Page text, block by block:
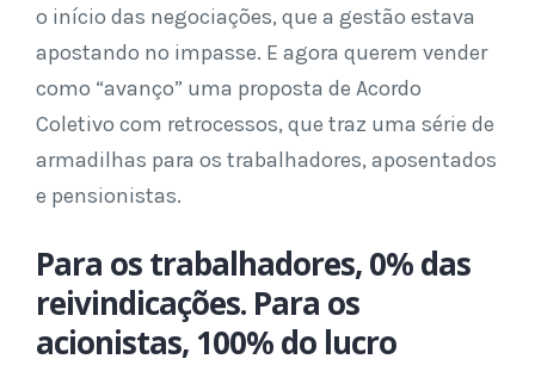
o início das negociações, que a gestão estava
apostando no impasse. E agora querem vender
como “avanço” uma proposta de Acordo
Coletivo com retrocessos, que traz uma série de
armadilhas para os trabalhadores, aposentados
e pensionistas.
Para os trabalhadores, 0% das
reivindicações. Para os
acionistas, 100% do lucro